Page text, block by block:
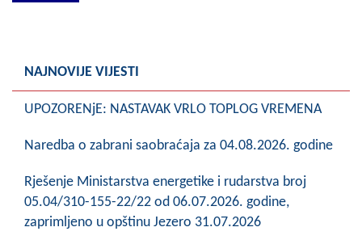
NAJNOVIJE VIJESTI
UPOZORENjE: NASTAVAK VRLO TOPLOG VREMENA
Naredba o zabrani saobraćaja za 04.08.2026. godine
Rješenje Ministarstva energetike i rudarstva broj
05.04/310-155-22/22 od 06.07.2026. godine,
zaprimljeno u opštinu Jezero 31.07.2026